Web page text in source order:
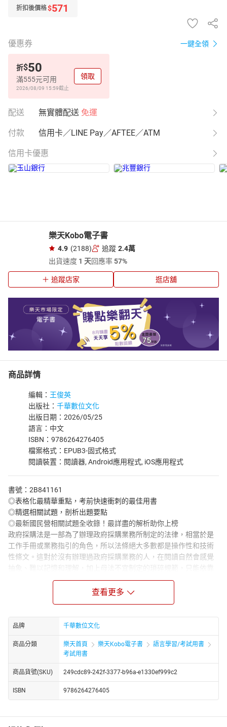
折扣後價格$571
優惠券 一鍵全領
折$50
滿555元可用
2026/08/09 15:59截止
領取
配送 無實體配送 免運
付款 信用卡／LINE Pay／AFTEE／ATM
信用卡優惠
樂天Kobo電子書
4.9 (2188) 追蹤 2.4萬
出貨速度 1 天回應率57%
追蹤店家 逛店舖
商品詳情
編輯： 王俊英
出版社： 千華數位文化
出版日期：2026/05/25
語言：中文
ISBN：9786264276405
檔案格式：EPUB3-固式格式
閱讀裝置：閱讀器, Android應用程式, iOS應用程式
書號：2B841161
◎表格化最精華重點，考前快速衝刺的最佳用書
◎精選相關試題，剖析出題要點
◎最新國民營相關試題全收錄！最詳盡的解析助你上榜
政府採購法是一部為了辦理政府採購業務所制定的法律，相當於是
工作手冊或業務指引的角色，所以法條絕大多數都是操作性和技術
性條文。這對於沒有辦理過政府採購業務的人，在閱讀自然會感覺
抽象、難以記憶和理解，加上母法不宜制定的瑣碎規範，只能依靠
大量相關子法來處理細節事項，結果就是在考試準備上，如果沒有
同步閱讀配套法規便難以作答，這會是準備難點之一。
準備難點之二在於實務見解，雖然選擇題的題目內容多以法條為
論題不乏出現從實務判決改編來的題目，如果不是對法條掌握度
高、且習慣從案例裡抓爭點的人，在解題上會相當吃力。
所以該如何準備本科呢？畢竟政府採購法母法、施行細則加上相關
法令規則非常的多，時間充裕時，自然可以從：建構體系→記憶法
條→歸納常考重點→刷題等步驟，一步步的扎實準備；但在時間有
限的情況下，可能得變成反過來做，也就是透過刷題來找出常考的
部分，再針對性地把重要的金額數字、工作天數、具體罰則及易混
淆的部分進行整理，反覆記憶練習。
首先是體系化整理，在第一部分章節上便已有按照體系編排、且相
查看更多
品牌 千華數位文化
商品分類 樂天首頁 樂天Kobo電子書
語言學習/考試用書
考試用書
商品貨號(SKU) 249cdc89-242f-3377-b96a-e1330ef999c2
ISBN 9786264276405